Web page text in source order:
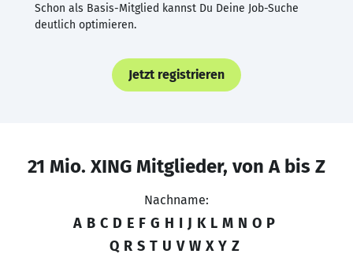
Schon als Basis-Mitglied kannst Du Deine Job-Suche
deutlich optimieren.
Jetzt registrieren
21 Mio. XING Mitglieder, von A bis Z
Nachname:
A B C D E F G H I J K L M N O P
Q R S T U V W X Y Z